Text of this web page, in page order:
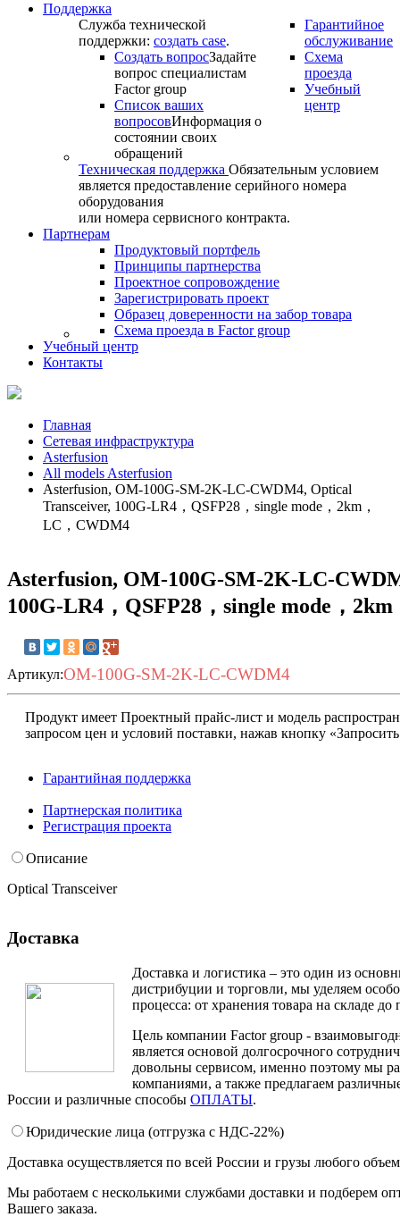
Поддержка
Служба технической
поддержки: создать case.
Создать вопросЗадайте
вопрос специалистам
Factor group
Список ваших
вопросовИнформация о
состоянии своих
обращений
Гарантийное
обслуживание
Схема
проезда
Учебный
центр
Техническая поддержка Обязательным условием
является предоставление серийного номера
оборудования
или номера сервисного контракта.
Партнерам
Продуктовый портфель
Принципы партнерства
Проектное сопровождение
Зарегистрировать проект
Образец доверенности на забор товара
Схема проезда в Factor group
Учебный центр
Контакты
Главная
Сетевая инфраструктура
Asterfusion
All models Asterfusion
Asterfusion, OM-100G-SM-2K-LC-CWDM4, Optical
Transceiver, 100G-LR4，QSFP28，single mode，2km，
LC，CWDM4
Asterfusion, OM-100G-SM-2K-LC-
100G-LR4，QSFP28，single mode，
Артикул:OM-100G-SM-2K-LC-CWDM4
Продукт имеет Проектный прайс-лист и модель
запросом цен и условий поставки, нажав кнопку
Гарантийная поддержка
Партнерская политика
Регистрация проекта
Описание
Optical Transceiver
Доставка
Доставка и логистика – это один из
дистрибуции и торговли, мы уделяем
процесса: от хранения товара на складе до
Цель компании Factor group -
является основой долгосрочного
довольны сервисом, именно поэтому мы
компаниями, а также предлагаем
России и различные способы ОПЛАТЫ.
Юридические лица (отгрузка c НДС-22%)
Доставка осуществляется по всей России и грузы любого
Мы работаем с несколькими службами доставки и подберем
Вашего заказа.